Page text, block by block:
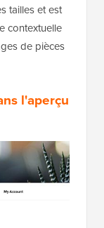
tailles et est
contextuelle
de pièces
l'aperçu